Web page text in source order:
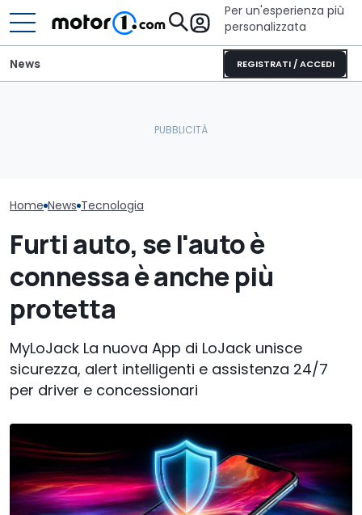
Per un'esperienza più
personalizzata
REGISTRATI / ACCEDI
News
Home News Tecnologia
Furti auto, se l'auto è
connessa è anche più
protetta
MyLoJack La nuova App di LoJack unisce
sicurezza, alert intelligenti e assistenza 24/7
per driver e concessionari